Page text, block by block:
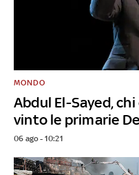
Abdul El-Sayed,
vinto le primarie
MONDO
06 ago - 10:21